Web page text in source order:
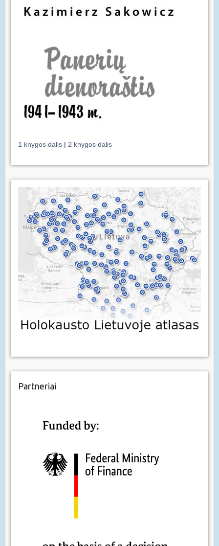
1 knygos dalis | 2 knygos dalis
Partneriai